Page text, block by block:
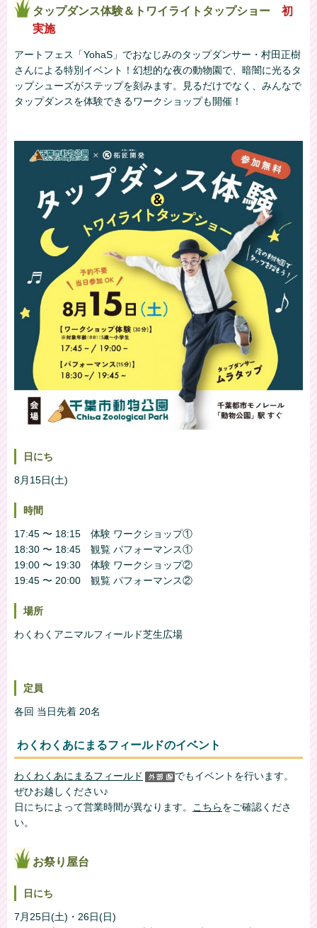
タップダンス体験＆トワイライトタップショー 初
実施
アートフェス「YohaS」でおなじみのタップダンサー・村田正樹
さんによる特別イベント！幻想的な夜の動物園で、暗闇に光るタ
ップシューズがステップを刻みます。見るだけでなく、みんなで
タップダンスを体験できるワークショップも開催！
日にち
8月15日(土)
時間
17:45 〜 18:15 体験 ワークショップ①
18:30 〜 18:45 観覧 パフォーマンス①
19:00 〜 19:30 体験 ワークショップ②
19:45 〜 20:00 観覧 パフォーマンス②
場所
わくわくアニマルフィールド芝生広場
定員
各回 当日先着 20名
わくわくあにまるフィールドのイベント
わくわくあにまるフィールド
でもイベントを行います。
ぜひお越しください♪
日にちによって営業時間が異なります。 こちらをご確認くださ
い。
お祭り屋台
日にち
7月25日(土)・26日(日)